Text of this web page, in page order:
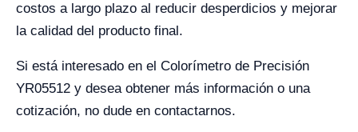
costos a largo plazo al reducir desperdicios y mejorar
la calidad del producto final.
Si está interesado en el Colorímetro de Precisión
YR05512 y desea obtener más información o una
cotización, no dude en contactarnos.